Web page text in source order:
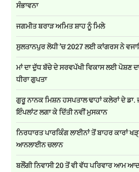
ਸੰਭਾਵਨਾ
ਜਗਮੀਤ ਬਰਾੜ ਅਮਿਤ ਸ਼ਾਹ ਨੂੰ ਮਿਲੇ
ਸੁਲਤਾਨਪੁਰ ਲੋਧੀ ’ਚ 2027 ਲਈ ਕਾਂਗਰਸ ਨੇ
ਮਾਂ ਦਾ ਦੁੱਧ ਬੱਚੇ ਦੇ ਸਰਵਪੱਖੀ ਵਿਕਾਸ ਲਈ ਪੋਸ਼ਣ
ਧੀਰਾ ਗੁਪਤਾ
ਗੁਰੂ ਨਾਨਕ ਮਿਸ਼ਨ ਹਸਪਤਾਲ ਢਾਹਾਂ ਕਲੇਰਾਂ ਦੇ
ਇੰਪਲਾਂਟ ਲਗਾ ਕੇ ਦਿੱਤੀ ਨਵੀਂ ਮੁਸਕਾਨ
ਨਿਰਧਾਰਤ ਪਾਰਕਿੰਗ ਲਾਈਨਾਂ ਤੋਂ ਬਾਹਰ ਕਾਰਾਂ
ਆਨਲਾਈਨ ਚਲਾਨ
ਬਲੌਂਗੀ ਨਿਵਾਸੀ 20 ਤੋਂ ਵੀ ਵੱਧ ਪਰਿਵਾਰ ਆਮ